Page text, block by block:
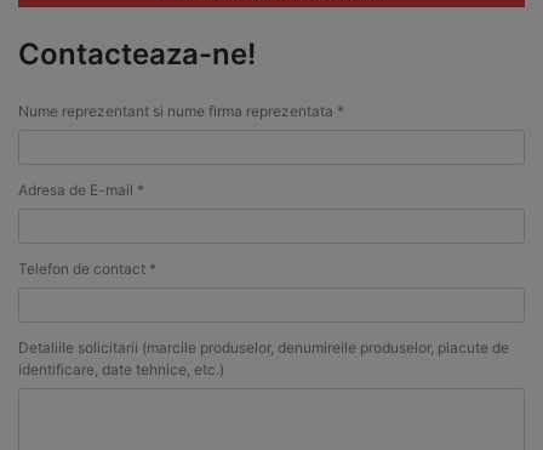
Contacteaza-ne!
Nume reprezentant si nume firma reprezentata *
Adresa de E-mail *
Telefon de contact *
Detaliile solicitarii (marcile produselor, denumireile produselor, placute de
identificare, date tehnice, etc.)